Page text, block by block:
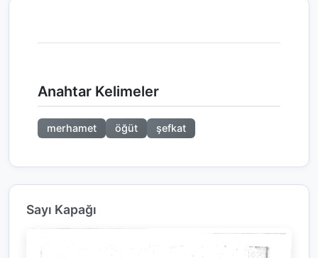
Anahtar Kelimeler
merhamet öğüt şefkat
Sayı Kapağı